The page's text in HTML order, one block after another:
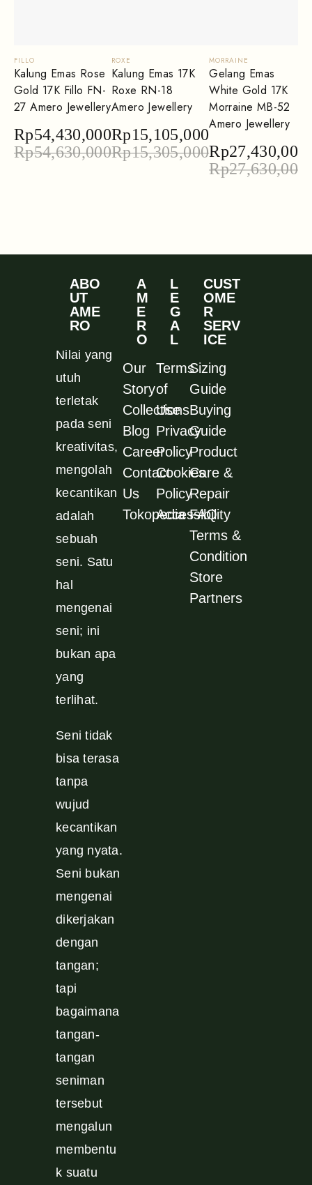
FILLO
Kalung Emas Rose
Gold 17K Fillo FN-
27 Amero Jewellery
Rp54,630,000
Rp54,430,000
ROXE
Kalung Emas 17K
Roxe RN-18
Amero Jewellery
Rp15,305,000
Rp15,105,000
MORRAINE
Gelang Emas
White Gold 17K
Morraine MB-52
Amero Jewellery
Rp27,630,000
Rp27,430,000
ABO
UT
AME
RO
Nilai yang
utuh
terletak
pada seni
kreativitas,
mengolah
kecantikan
adalah
sebuah
seni. Satu
hal
mengenai
seni; ini
bukan apa
yang
terlihat.
Seni tidak
bisa terasa
tanpa
wujud
kecantikan
yang nyata.
Seni bukan
mengenai
dikerjakan
dengan
tangan;
tapi
bagaimana
tangan-
tangan
seniman
tersebut
mengalun
membentu
k suatu
A
M
E
R
O
Our
Story
Collections
Blog
Career
Contact
Us
Tokopedia
L
E
G
A
L
Terms
of
Use
Privacy
Policy
Cookies
Policy
Accessibility
CUST
OME
R
SERV
ICE
Sizing
Guide
Buying
Guide
Product
Care &
Repair
FAQ
Terms &
Condition
Store
Partners